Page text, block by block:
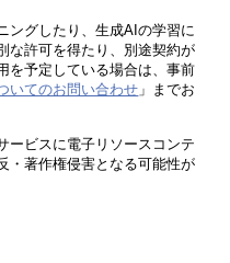
ングしたり、生成AIの学習に
な許可を得たり、別途契約が
を予定している場合は、事前
いてのお問い合わせ 」までお
ービスに電子リソースコンテ
・著作権侵害となる可能性が